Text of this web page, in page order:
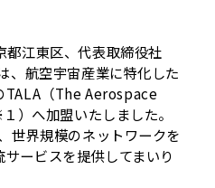
都江東区、代表取締役社
、航空宇宙産業に特化した
TALA（The Aerospace
へ加盟いたしました。
世界規模のネットワークを
ービスを提供してまいり